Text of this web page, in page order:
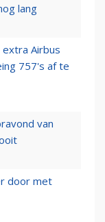
lang
Airbus
757's af te
van
door met